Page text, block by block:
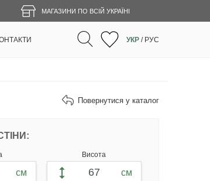
МАГАЗИНИ ПО ВСІЙ УКРАЇНІ
УКР / РУС
Повернутися у каталог
см
Висота
см